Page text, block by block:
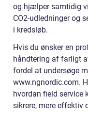
og hjælper samtidig
CO2-udledninger og
i kredsløb.
Hvis du ønsker en
håndtering af farligt
fordel at undersøge
www.ngnordic.com.
hvordan field service
sikrere, mere